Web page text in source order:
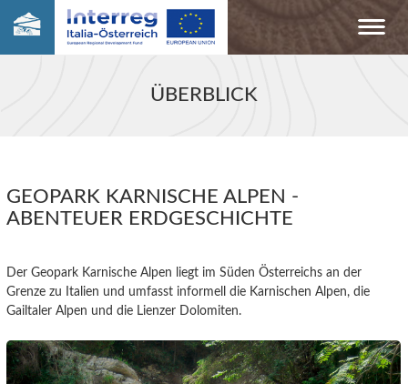
ÜBERBLICK
GEOPARK KARNISCHE ALPEN -
ABENTEUER ERDGESCHICHTE
Der Geopark Karnische Alpen liegt im Süden Österreichs an der
Grenze zu Italien und umfasst informell die Karnischen Alpen, die
Gailtaler Alpen und die Lienzer Dolomiten.